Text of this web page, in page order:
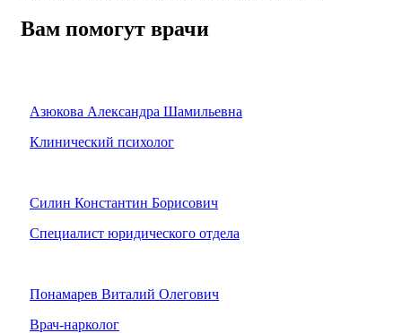
Вам помогут врачи
Азюкова Александра Шамильевна
Клинический психолог
Силин Константин Борисович
Специалист юридического отдела
Понамарев Виталий Олегович
Врач-нарколог